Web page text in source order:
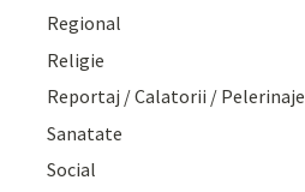
Regional
Religie
Reportaj / Calatorii / Pelerinaje
Sanatate
Social